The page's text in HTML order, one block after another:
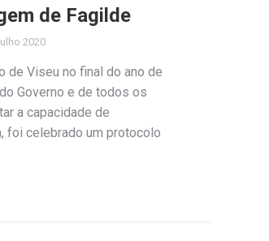
de Fagilde
2020
de Viseu no final do ano de
Governo e de todos os
a capacidade de
foi celebrado um protocolo